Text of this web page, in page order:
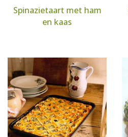
Spinazietaart met ham
en kaas